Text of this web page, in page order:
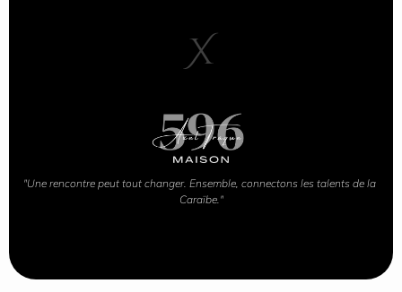
X
"Une rencontre peut tout changer. Ensemble, connectons les talents de la
Caraïbe."